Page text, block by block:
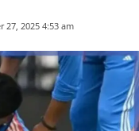
27, 2025 4:53 am